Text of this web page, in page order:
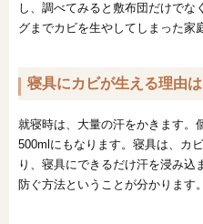
し、調べてみると敷布団だけでな
グまでカビを生やしてしまった家
寝具にカビが生える理由は
就寝時は、大量の汗をかきます。
500mlにもなります。寝具は、カ
り、寝具にできるだけ汗を浸み込
防ぐ方法ということが分かります。